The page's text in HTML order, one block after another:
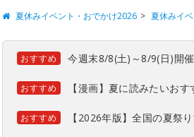
夏休みイベント・おでかけ2026 夏休みイ
おすすめ 今週末8/8(土)～8/9(日)開
おすすめ 【漫画】夏に読みたいお
おすすめ 【2026年版】全国の夏祭